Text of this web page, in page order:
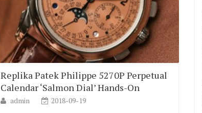
Replika Patek Philippe 5270P Perpetual
Calendar ‘Salmon Dial’ Hands-On
admin
2018-09-19